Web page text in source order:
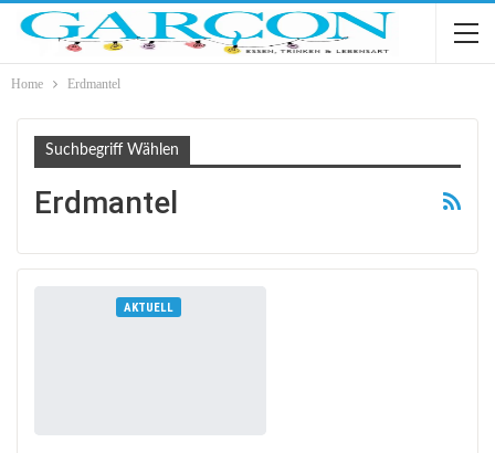
Home Erdmantel
Suchbegriff Wählen
Erdmantel
AKTUELL